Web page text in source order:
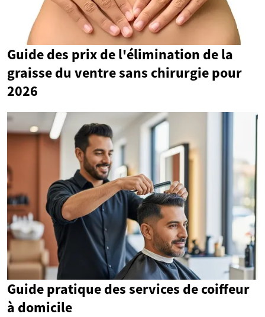
Guide des prix de l'élimination de la
graisse du ventre sans chirurgie pour
2026
Guide pratique des services de coiffeur
à domicile